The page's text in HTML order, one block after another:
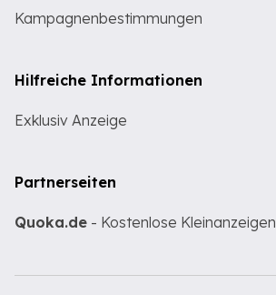
Kampagnenbestimmungen
Hilfreiche Informationen
Exklusiv Anzeige
Partnerseiten
Quoka.de - Kostenlose Kleinanzeigen